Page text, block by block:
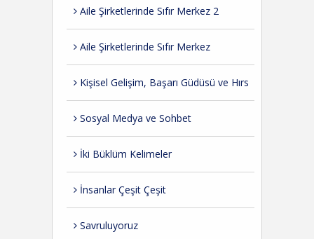
Aile Şirketlerinde Sıfır Merkez 2
Aile Şirketlerinde Sıfır Merkez
Kişisel Gelişim, Başarı Güdüsü ve Hırs
Sosyal Medya ve Sohbet
İki Büklüm Kelimeler
İnsanlar Çeşit Çeşit
Savruluyoruz